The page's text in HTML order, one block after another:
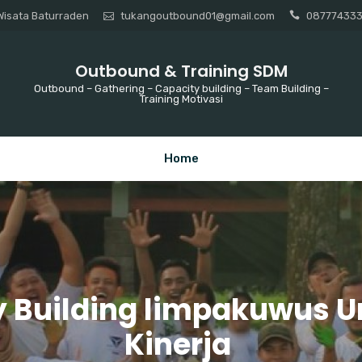
Baturraden tukangoutbound01@gmail.com
Outbound & Training SDM
Outbound – Gathering – Capacity building – Team Building –
Training Motivasi
Home
Building limpakuwus
Kinerja